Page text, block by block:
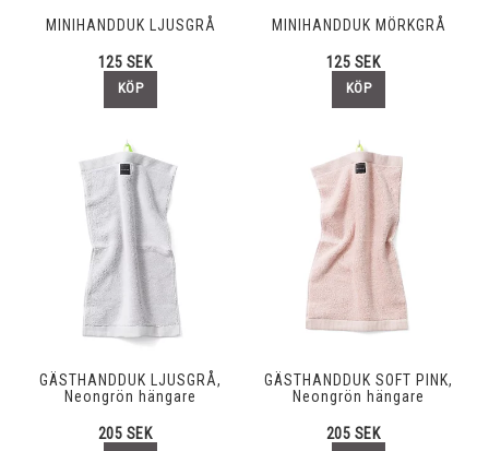
MINIHANDDUK LJUSGRÅ
125 SEK
KÖP
MINIHANDDUK MÖRKGRÅ
125 SEK
KÖP
GÄSTHANDDUK LJUSGRÅ,
Neongrön hängare
205 SEK
GÄSTHANDDUK SOFT PINK,
Neongrön hängare
205 SEK